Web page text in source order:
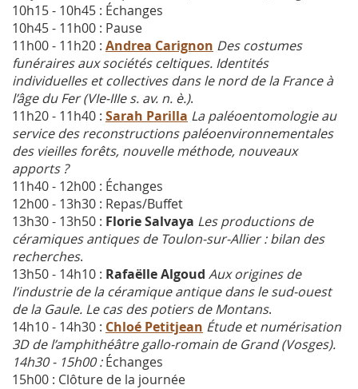
10h15 - 10h45 : Échanges
10h45 - 11h00 : Pause
11h00 - 11h20 : Andrea Carignon Des costumes
funéraires aux sociétés celtiques. Identités
individuelles et collectives dans le nord de la France à
l’âge du Fer (VIe-IIIe s. av. n. è.).
11h20 - 11h40 : Sarah Parilla La paléoentomologie au
service des reconstructions paléoenvironnementales
des vieilles forêts, nouvelle méthode, nouveaux
apports ?
11h40 - 12h00 : Échanges
12h00 - 13h30 : Repas/Buffet
13h30 - 13h50 : Florie Salvaya Les productions de
céramiques antiques de Toulon-sur-Allier : bilan des
recherches.
13h50 - 14h10 : Rafaëlle Algoud Aux origines de
l’industrie de la céramique antique dans le sud-ouest
de la Gaule. Le cas des potiers de Montans.
14h10 - 14h30 : Chloé Petitjean Étude et numérisation
3D de l’amphithéâtre gallo-romain de Grand (Vosges).
14h30 - 15h00 :Échanges
15h00 : Clôture de la journée